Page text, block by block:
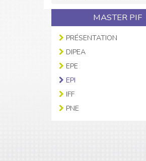
MASTER PIF
PRÉSENTATION
DIPEA
EPE
EPI
IFF
PNE